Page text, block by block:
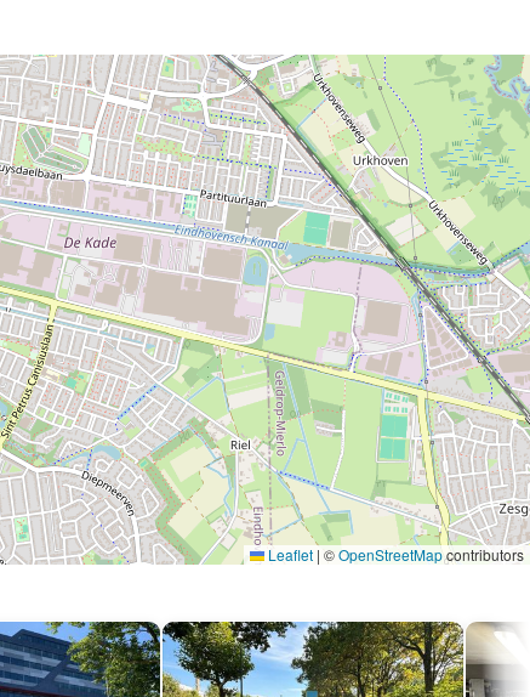
Leaflet | ©OpenStreetMapcontributors